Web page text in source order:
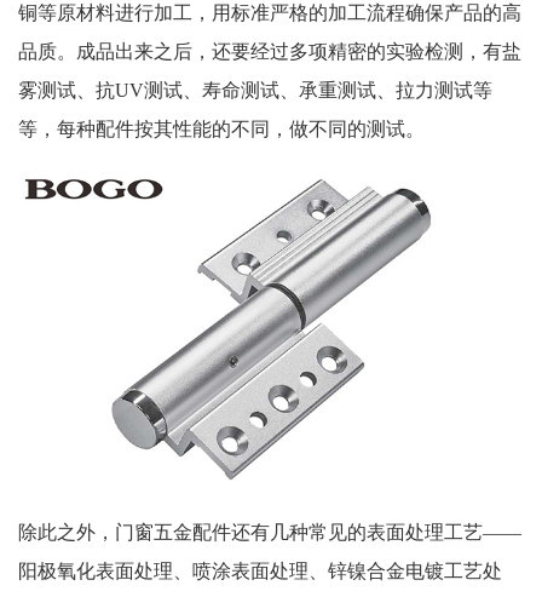
铜等原材料进行加工，用标准严格的加工流程确保产品的高
品质。成品出来之后，还要经过多项精密的实验检测，有盐
雾测试、抗UV测试、寿命测试、承重测试、拉力测试等
等，每种配件按其性能的不同，做不同的测试。
除此之外，门窗五金配件还有几种常见的表面处理工艺——
阳极氧化表面处理、喷涂表面处理、锌镍合金电镀工艺处